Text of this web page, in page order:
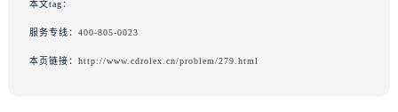
本文tag：
服务专线： 400-805-0023
本页链接： http://www.cdrolex.cn/problem/279.html